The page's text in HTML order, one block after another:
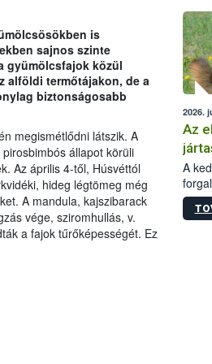
is
sajnos szinte
gyümölcsfajok közül
alföldi termőtájakon, de a
biztonságosabb
megismétlődni látszik. A
állapot körüli
Az április 4-től, Húsvéttól
hideg légtömeg még
A mandula, kajszibarack
vége, sziromhullás, v.
a fajok tűrőképességét. Ez
2026.
Az
A